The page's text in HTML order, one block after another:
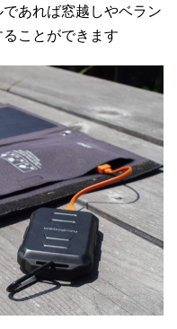
あれば窓越しやベラン
ことができます